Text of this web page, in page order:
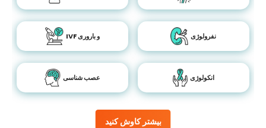
بیشتر کاوش کنید
IVF و باروری نفرولوژی
عصب شناسی انکولوژی